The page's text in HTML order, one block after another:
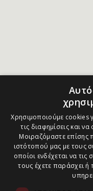
Χρησιμοποιούμε cookies
τις διαφημίσεις και
Μοιραζόμαστε επίσης
ιστότοπού μας με τους
οποίοι ενδέχεται να
τους έχετε παράσχει